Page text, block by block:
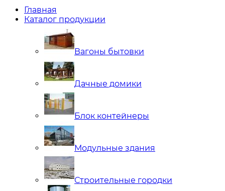
Главная
Каталог продукции
Вагоны бытовки
Дачные домики
Блок контейнеры
Модульные здания
Строительные городки